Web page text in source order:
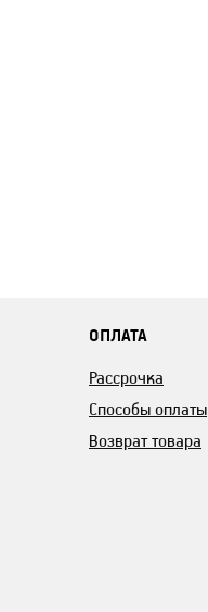
ОПЛАТА
Рассрочка
Способы оплаты
Возврат товара